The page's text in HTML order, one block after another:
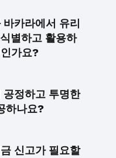
카라에서 유리
별하고 활용하
가요?
정하고 투명한
하나요?
신고가 필요할